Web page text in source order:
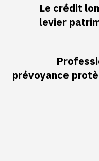
Le crédit
levier
prévoyance